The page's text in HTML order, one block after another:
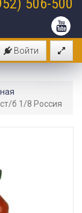
506-500
Войти
б 1/8 Россия